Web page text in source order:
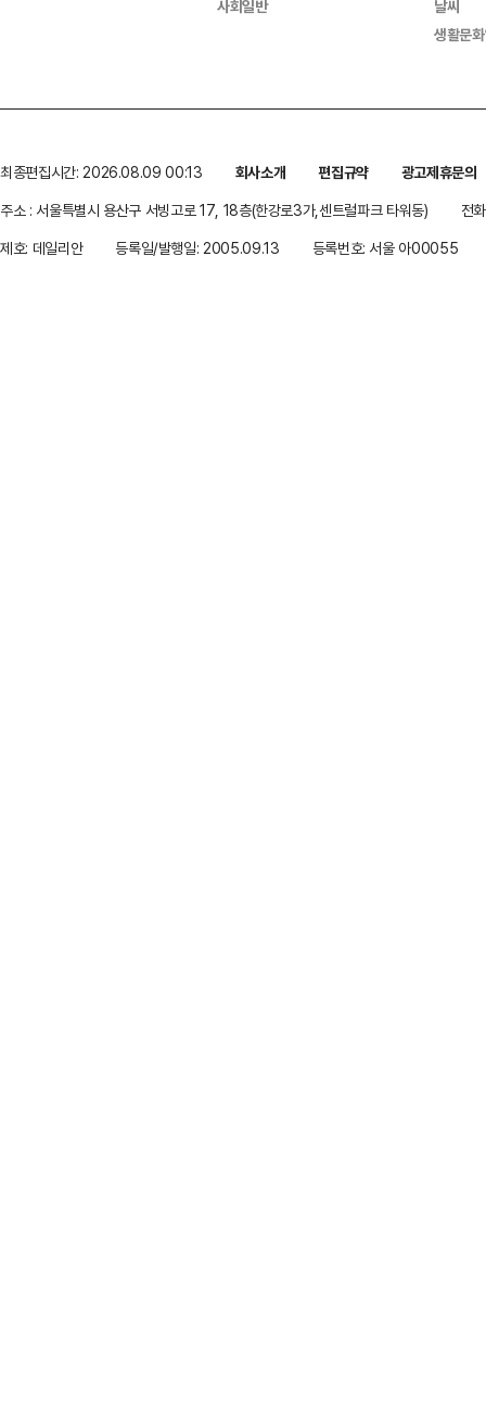
사회일반
날씨
생활문
최종편집시간: 2026.08.09 00:13 회사소개 편집규약
광고제휴문의
주소 : 서울특별시 용산구 서빙고로 17, 18층(한강로3가,센트럴파크 타워동)
전
제호: 데일리안
등록일/발행일: 2005.09.13 등록번호: 서울 아00055